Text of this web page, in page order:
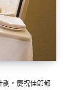
劃。慶祝佳節都